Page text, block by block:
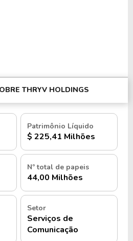
THRYV HOLDINGS
Patrimônio Líquido
$ 225,41 Milhões
Nº total de papeis
44,00 Milhões
Setor
Serviços de
Comunicação